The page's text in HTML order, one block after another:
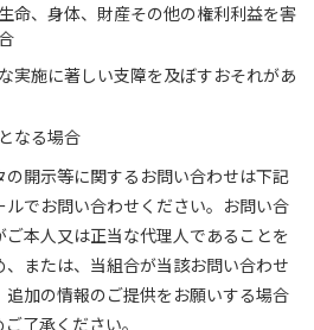
命、身体、財産その他の権利利益を害
実施に著しい支障を及ぼすおそれがあ
なる場合
開示等に関するお問い合わせは下記
ルでお問い合わせください。お問い合
本人又は正当な代理人であることを
または、当組合が当該お問い合わせ
追加の情報のご提供をお願いする場合
了承ください。